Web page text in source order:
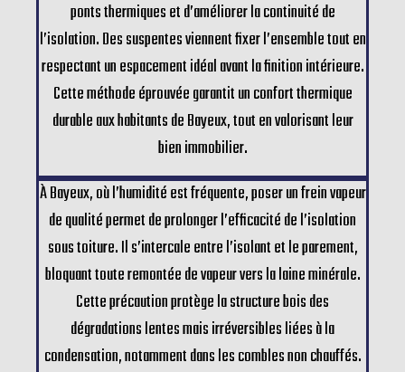
ponts thermiques et d’améliorer la continuité de
l’isolation. Des suspentes viennent fixer l’ensemble tout en
respectant un espacement idéal avant la finition intérieure.
Cette méthode éprouvée garantit un confort thermique
durable aux habitants de Bayeux, tout en valorisant leur
bien immobilier.
À Bayeux, où l’humidité est fréquente, poser un frein vapeur
de qualité permet de prolonger l’efficacité de l’isolation
sous toiture. Il s’intercale entre l’isolant et le parement,
bloquant toute remontée de vapeur vers la laine minérale.
Cette précaution protège la structure bois des
dégradations lentes mais irréversibles liées à la
condensation, notamment dans les combles non chauffés.